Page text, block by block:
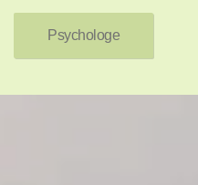
Psychologe